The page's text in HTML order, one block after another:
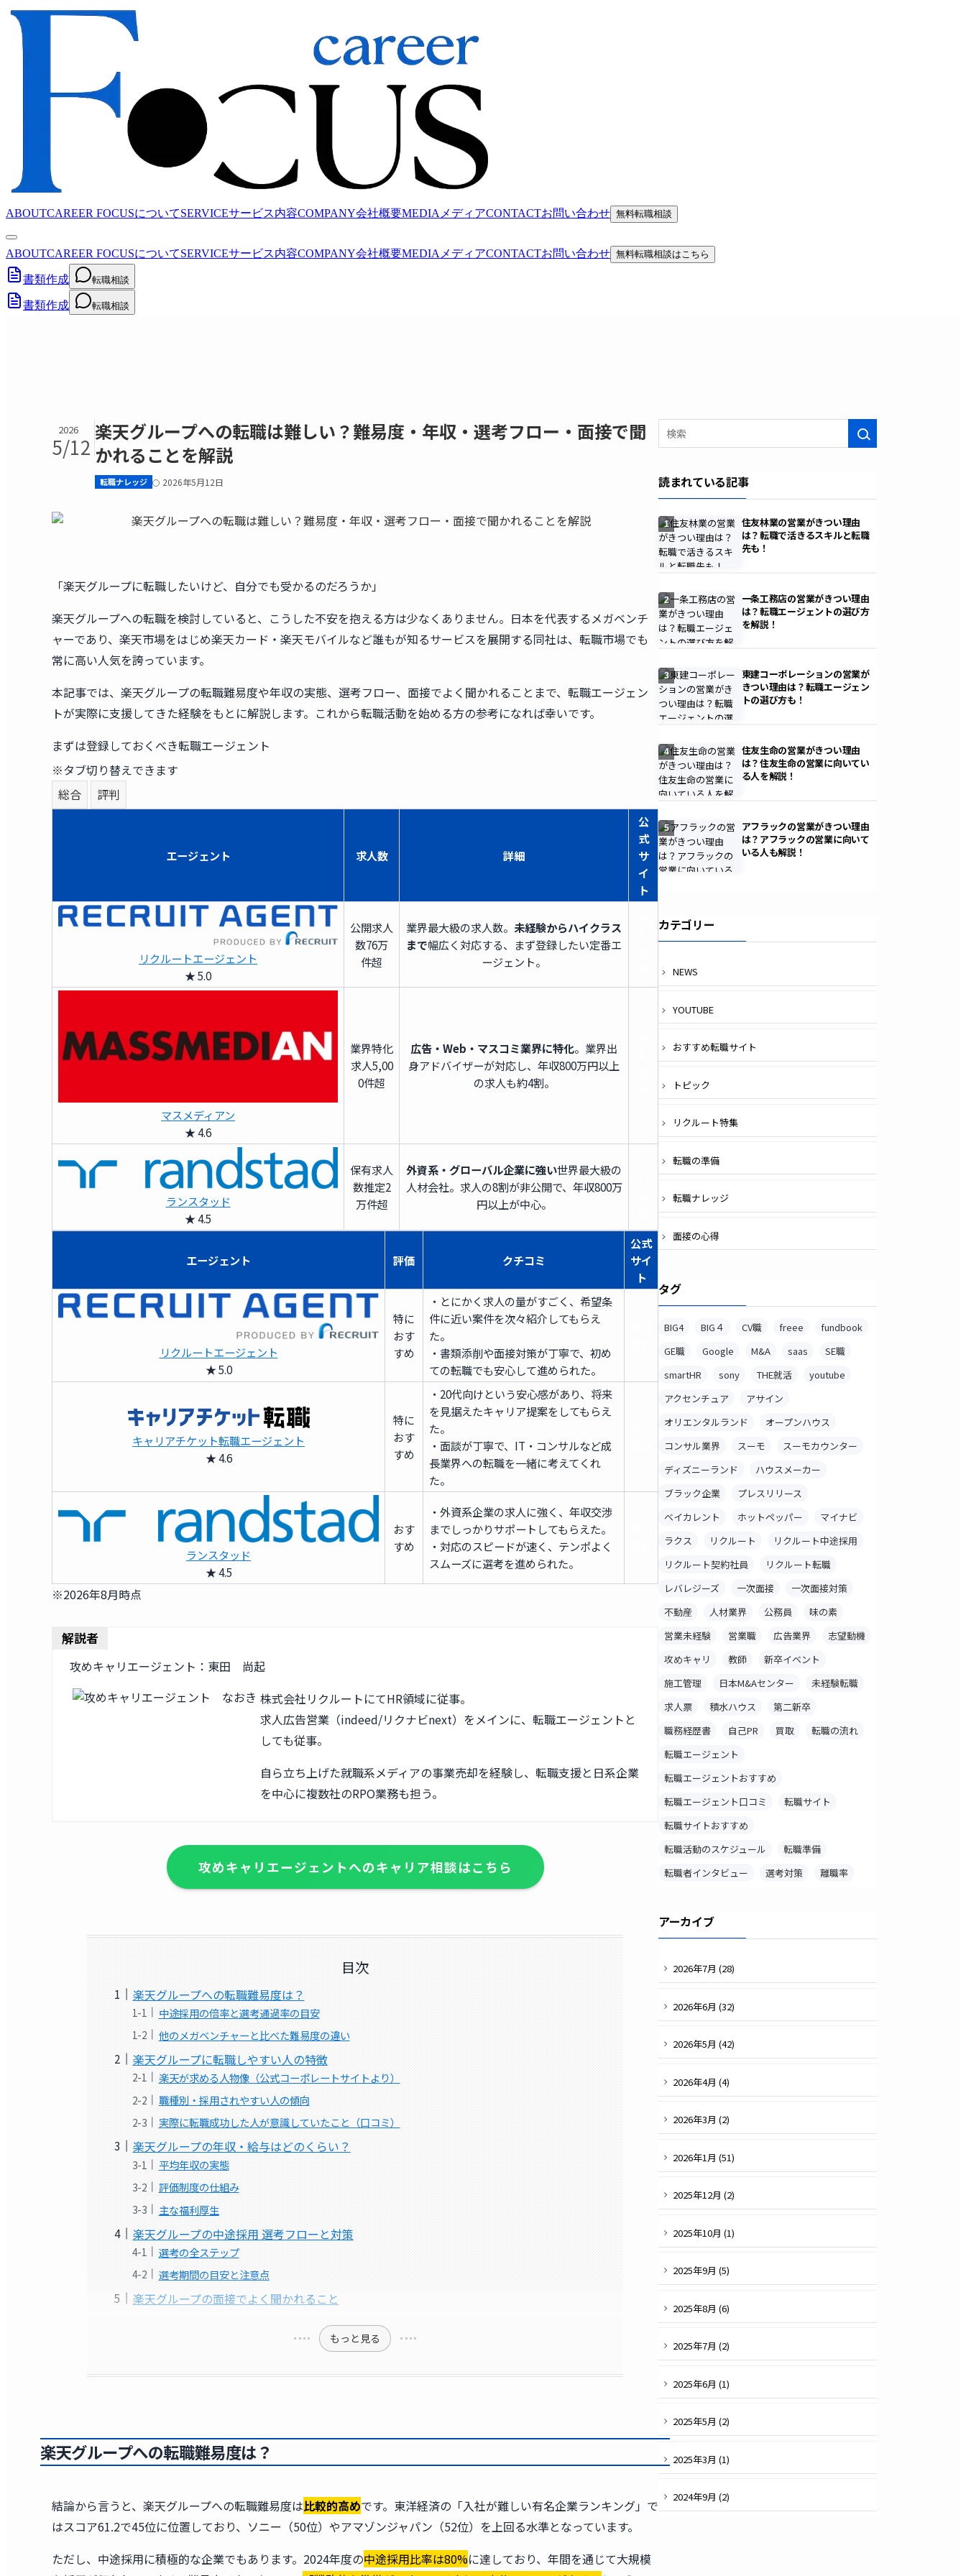
ABOUTCAREER FOCUSについてSERVICEサービス内容COMPANY会社概要MEDIA メディアCONTACTお問い合わせ 無料転職相談
ABOUTCAREER FOCUSについてSERVICEサービス内容COMPANY会社概要MEDIA メディアCONTACTお問い合わせ 無料転職相談はこちら
書類作成 転職相談
書類作成 転職相談
2026
5/12
楽天グループへの転職は難しい？難易度・年収・選考フロー・面接で聞
かれることを解説
転職ナレッジ 2026年5月12日
「楽天グループに転職したいけど、自分でも受かるのだろうか」
楽天グループへの転職を検討していると、こうした不安を抱える方は少なくありません。日本を代表するメガベンチ
ャーであり、楽天市場をはじめ楽天カード・楽天モバイルなど誰もが知るサービスを展開する同社は、転職市場でも
常に高い人気を誇っています。
本記事では、楽天グループの転職難易度や年収の実態、選考フロー、面接でよく聞かれることまで、転職エージェン
トが実際に支援してきた経験をもとに解説します。これから転職活動を始める方の参考になれば幸いです。
まずは登録しておくべき転職エージェント
※タブ切り替えできます
総合
評判
エージェント 求人数 詳細
公
式
サ
イ
ト
リクルートエージェント
★ 5.0
公開求人
数76万
件超
業界最大級の求人数。 未経験からハイクラス
まで幅広く対応する、まず登録したい定番エ
ージェント。
マスメディアン
★ 4.6
業界特化
求人5,00
0件超
広告・Web・マスコミ業界に特化。業界出
身アドバイザーが対応し、年収800万円以上
の求人も約4割。
ランスタッド
★ 4.5
保有求人
数推定2
万件超
外資系・グローバル企業に強い世界最大級の
人材会社。求人の8割が非公開で、年収800万
円以上が中心。
エージェント 評価 クチコミ
公式
サイ
ト
リクルートエージェント
★ 5.0
特に
おす
すめ
・とにかく求人の量がすごく、希望条
件に近い案件を次々紹介してもらえ
た。
・書類添削や面接対策が丁寧で、初め
ての転職でも安心して進められた。
キャリアチケット転職エージェント
★ 4.6
特に
おす
すめ
・20代向けという安心感があり、将来
を見据えたキャリア提案をしてもらえ
た。
・面談が丁寧で、IT・コンサルなど成
長業界への転職を一緒に考えてくれ
た。
ランスタッド
★ 4.5
おす
すめ
・外資系企業の求人に強く、年収交渉
までしっかりサポートしてもらえた。
・対応のスピードが速く、テンポよく
スムーズに選考を進められた。
※2026年8月時点
解説者
攻めキャリエージェント：東田 尚起
株式会社リクルートにてHR領域に従事。
求人広告営業（indeed/リクナビnext）をメインに、転職エージェントと
しても従事。
自ら立ち上げた就職系メディアの事業売却を経験し、転職支援と日系企業
を中心に複数社のRPO業務も担う。
攻めキャリエージェントへのキャリア相談はこちら
目次
楽天グループへの転職難易度は？
中途採用の倍率と選考通過率の目安
他のメガベンチャーと比べた難易度の違い
楽天グループに転職しやすい人の特徴
楽天が求める人物像（公式コーポレートサイトより）
職種別・採用されやすい人の傾向
実際に転職成功した人が意識していたこと（口コミ）
楽天グループの年収・給与はどのくらい？
平均年収の実態
評価制度の仕組み
主な福利厚生
楽天グループの中途採用 選考フローと対策
選考の全ステップ
選考期間の目安と注意点
楽天グループの面接でよく聞かれること
もっと見る
楽天グループへの転職難易度は？
結論から言うと、楽天グループへの転職難易度は比較的高めです。東洋経済の「入社が難しい有名企業ランキング」で
はスコア61.2で45位に位置しており、ソニー（50位）やアマゾンジャパン（52位）を上回る水準となっています。
ただし、中途採用に積極的な企業でもあります。2024年度の中途採用比率は80%に達しており、年間を通じて大規模
検索
読まれている記事
1
住友林業の営業がきつい理由
は？転職で活きるスキルと転職
先も！
2
一条工務店の営業がきつい理由
は？転職エージェントの選び方
を解説！
3
東建コーポレーションの営業が
きつい理由は？転職エージェン
トの選び方も！
4
住友生命の営業がきつい理由
は？住友生命の営業に向いてい
る人を解説！
5
アフラックの営業がきつい理由
は？アフラックの営業に向いて
いる人も解説！
カテゴリー
NEWS
YOUTUBE
おすすめ転職サイト
トピック
リクルート特集
転職の準備
転職ナレッジ
面接の心得
タグ
BIG4 BIG４ CV職 freee
fundbook
GE職
Google M&A saas
SE職
smartHR
sony THE就活
youtube
アクセンチュア
アサイン
オリエンタルランド
オープンハウス
コンサル業界
スーモ
スーモカウンター
ディズニーランド
ハウスメーカー
ブラック企業
プレスリリース
ベイカレント
ホットペッパー
マイナビ
ラクス
リクルート
リクルート中途採用
リクルート契約社員
リクルート転職
レバレジーズ
一次面接
一次面接対策
不動産
人材業界 公務員
味の素
営業未経験
営業職 広告業界
志望動機
攻めキャリ
教師
新卒イベント
施工管理
日本M&Aセンター
未経験転職
求人票
積水ハウス
第二新卒
職務経歴書
自己PR 買取
転職の流れ
転職エージェント
転職エージェントおすすめ
転職エージェント口コミ
転職サイト
転職サイトおすすめ
転職活動のスケジュール
転職準備
転職者インタビュー
選考対策 離職率
アーカイブ
2026年7月 (28)
2026年6月 (32)
2026年5月 (42)
2026年4月 (4)
2026年3月 (2)
2026年1月 (51)
2025年12月 (2)
2025年10月 (1)
2025年9月 (5)
2025年8月 (6)
2025年7月 (2)
2025年6月 (1)
2025年5月 (2)
2025年3月 (1)
2024年9月 (2)